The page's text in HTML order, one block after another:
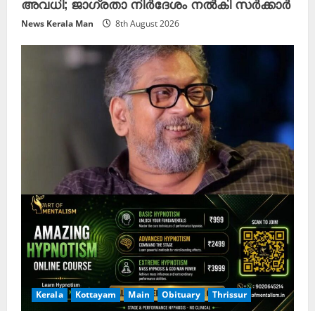
News Kerala Man 8th August 2026
Kerala Kottayam Main Obituary Thrissur